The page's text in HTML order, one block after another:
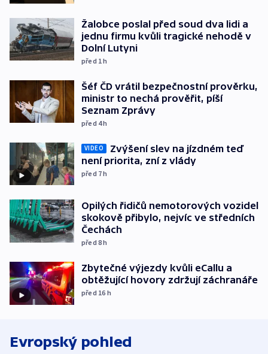
Žalobce poslal před soud dva lidi a
jednu firmu kvůli tragické nehodě v
Dolní Lutyni
před 1h
Šéf ČD vrátil bezpečnostní prověrku,
ministr to nechá prověřit, píší
Seznam Zprávy
před 4h
VIDEO
Zvýšení slev na jízdném teď
není priorita, zní z vlády
před 7h
Opilých řidičů nemotorových vozidel
skokově přibylo, nejvíc ve středních
Čechách
před 8h
Zbytečné výjezdy kvůli eCallu a
obtěžující hovory zdržují záchranáře
před 16 h
Evropský pohled